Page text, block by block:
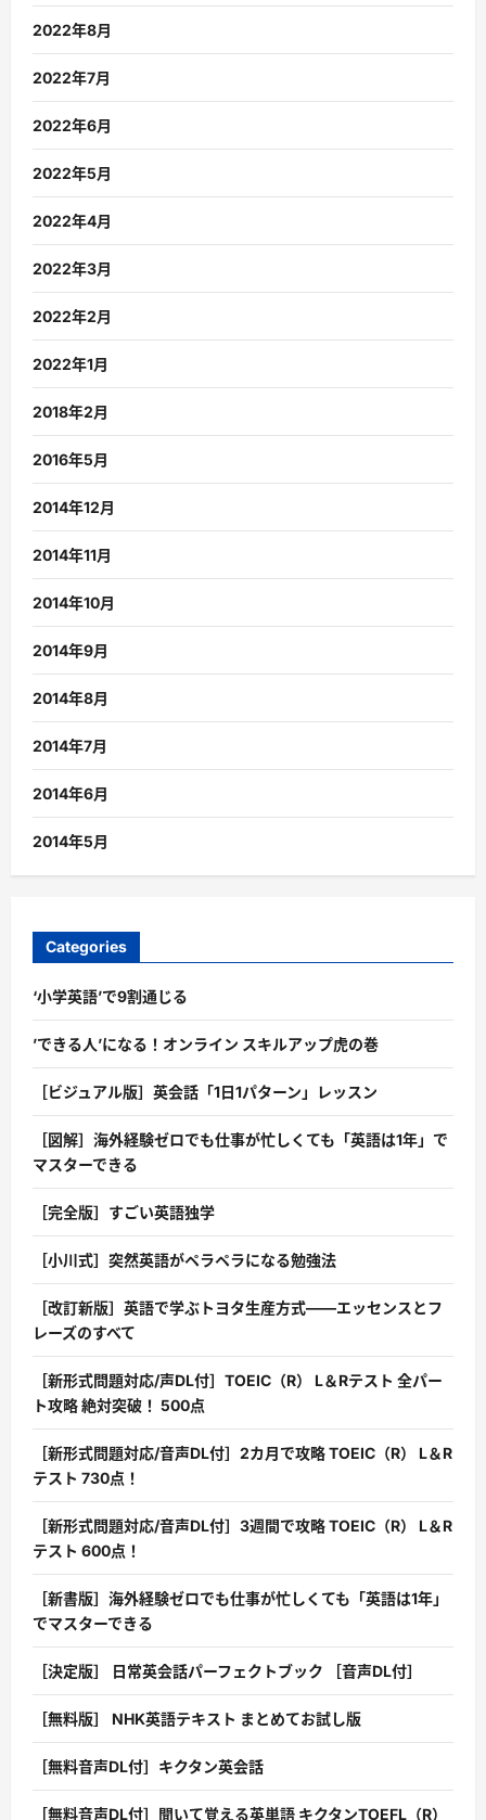
2022年8月
2022年7月
2022年6月
2022年5月
2022年4月
2022年3月
2022年2月
2022年1月
2018年2月
2016年5月
2014年12月
2014年11月
2014年10月
2014年9月
2014年8月
2014年7月
2014年6月
2014年5月
Categories
‘小学英語’で9割通じる
’できる人’になる！オンライン スキルアップ虎の巻
［ビジュアル版］英会話「1日1パターン」レッスン
［図解］海外経験ゼロでも仕事が忙しくても「英語は1年」で
マスターできる
［完全版］すごい英語独学
［小川式］突然英語がペラペラになる勉強法
［改訂新版］英語で学ぶトヨタ生産方式――エッセンスとフ
レーズのすべて
［新形式問題対応/声DL付］TOEIC（R） L＆Rテスト 全パー
ト攻略 絶対突破！ 500点
［新形式問題対応/音声DL付］2カ月で攻略 TOEIC（R） L＆R
テスト 730点！
［新形式問題対応/音声DL付］3週間で攻略 TOEIC（R） L＆R
テスト 600点！
［新書版］海外経験ゼロでも仕事が忙しくても「英語は1年」
でマスターできる
［決定版］ 日常英会話パーフェクトブック ［音声DL付］
［無料版］ NHK英語テキスト まとめてお試し版
［無料音声DL付］キクタン英会話
［無料音声DL付］聞いて覚える英単語 キクタンTOEFL（R）